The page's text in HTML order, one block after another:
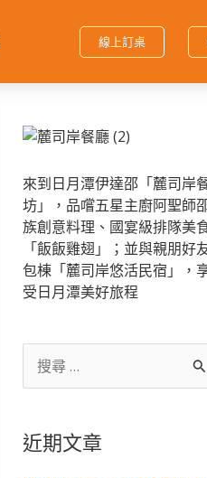
線上訂桌
來到日月潭伊達邵「麓司岸
坊」，品嚐五星主廚阿聖師
族創意料理、國宴級排隊美
「飯飯雞翅」；並與親朋好
包棟「麓司岸悠活民宿」，
受日月潭美好旅程
尋
鍵
字:
近期文章